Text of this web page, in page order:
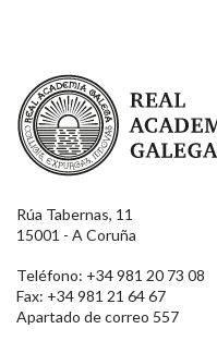
Real Academia Galega
Rúa Tabernas, 11
15001 - A Coruña
Teléfono: +34 981 20 73 08
Fax: +34 981 21 64 67
Apartado de correo 557